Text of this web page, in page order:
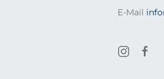
E-Mail